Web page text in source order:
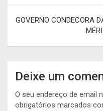
GOVERNO CONDECORA
Deixe um
O seu endereço de email
obrigatórios marcados